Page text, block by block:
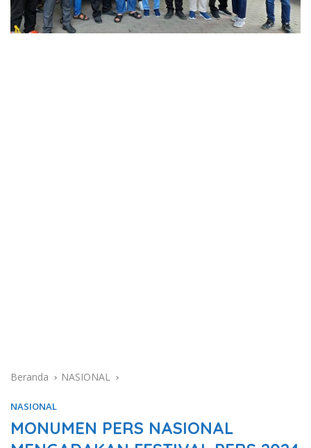
Beranda NASIONAL
NASIONAL
MONUMEN PERS NASIONAL